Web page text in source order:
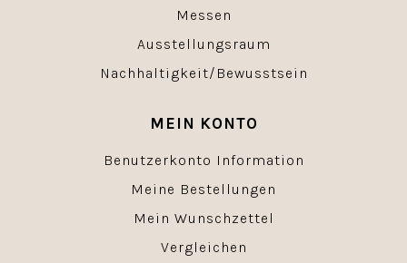
Messen
Ausstellungsraum
Nachhaltigkeit/Bewusstsein
MEIN KONTO
Benutzerkonto Information
Meine Bestellungen
Mein Wunschzettel
Vergleichen